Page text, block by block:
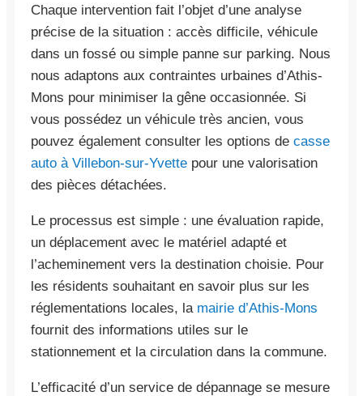
Chaque intervention fait l’objet d’une analyse
précise de la situation : accès difficile, véhicule
dans un fossé ou simple panne sur parking. Nous
nous adaptons aux contraintes urbaines d’Athis-
Mons pour minimiser la gêne occasionnée. Si
vous possédez un véhicule très ancien, vous
pouvez également consulter les options de casse
auto à Villebon-sur-Yvette pour une valorisation
des pièces détachées.
Le processus est simple : une évaluation rapide,
un déplacement avec le matériel adapté et
l’acheminement vers la destination choisie. Pour
les résidents souhaitant en savoir plus sur les
réglementations locales, la mairie d’Athis-Mons
fournit des informations utiles sur le
stationnement et la circulation dans la commune.
L’efficacité d’un service de dépannage se mesure